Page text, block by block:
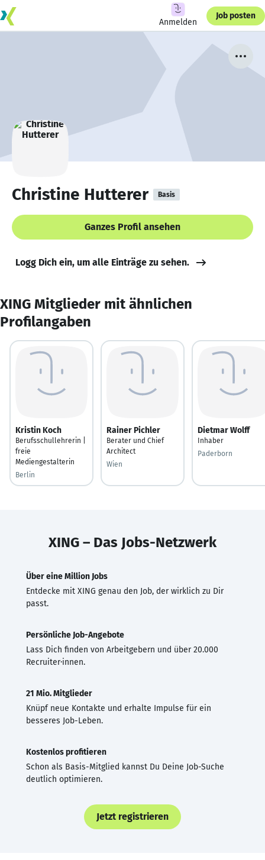
Anmelden
Job posten
Christine Hutterer Basis
Ganzes Profil ansehen
Logg Dich ein, um alle Einträge zu sehen.
XING Mitglieder mit ähnlichen
Profilangaben
Kristin Koch
Berufsschullehrerin |
freie
Mediengestalterin
Berlin
Rainer Pichler
Berater und Chief
Architect
Wien
Dietmar Wolff
Inhaber
Paderborn
XING – Das Jobs-Netzwerk
Über eine Million Jobs
Entdecke mit XING genau den Job, der wirklich zu Dir
passt.
Persönliche Job-Angebote
Lass Dich finden von Arbeitgebern und über 20.000
Recruiter·innen.
21 Mio. Mitglieder
Knüpf neue Kontakte und erhalte Impulse für ein
besseres Job-Leben.
Kostenlos profitieren
Schon als Basis-Mitglied kannst Du Deine Job-Suche
deutlich optimieren.
Jetzt registrieren